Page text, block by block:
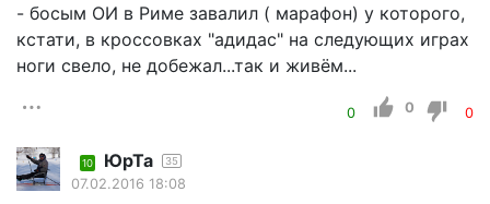
- босым ОИ в Риме завалил ( марафон) у которого,
кстати, в кроссовках "адидас" на следующих играх
ноги свело, не добежал...так и живём...
0 0 0
10 ЮрТа 35
07.02.2016 18:08